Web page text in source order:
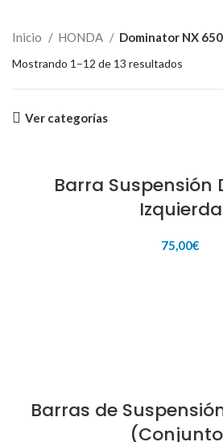
Inicio HONDA Dominator NX
Mostrando 1–12 de 13 resultados
Ver categorías
Barra Suspensión
Izquierda
75,00€
Barras de